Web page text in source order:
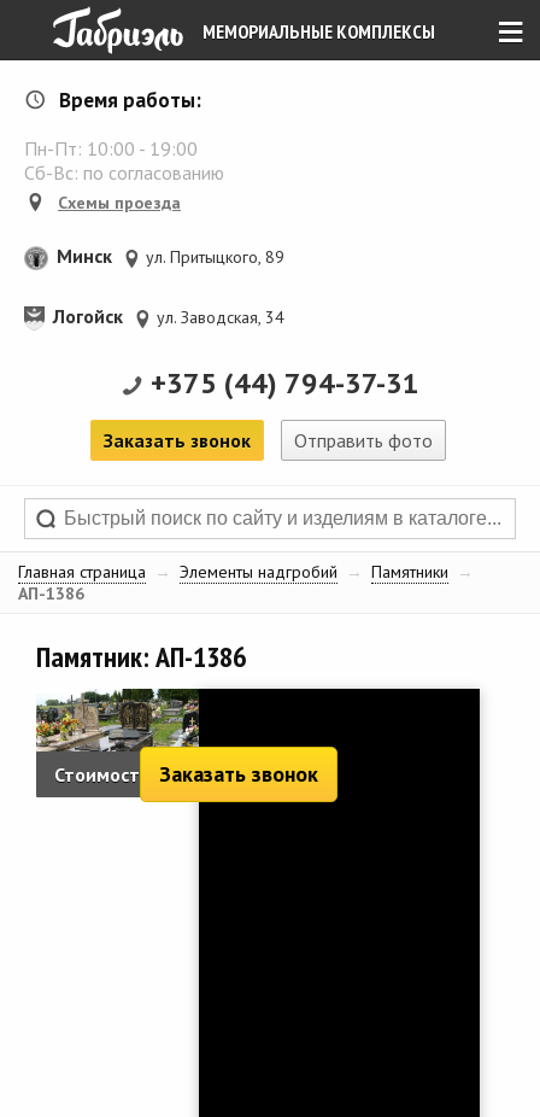
≡
МЕМОРИАЛЬНЫЕ КОМПЛЕКСЫ
Время работы:
Пн-Пт: 10:00 - 19:00
Сб-Вс: по согласованию
Схемы проезда
Минск ул. Притыцкого, 89
Логойск ул. Заводская, 34
+375 (44) 794-37-31
Заказать звонок Отправить фото
Главная страница → Элементы надгробий → Памятники
→
АП-1386
Памятник: АП-1386
Стоимость: Заказать звонок